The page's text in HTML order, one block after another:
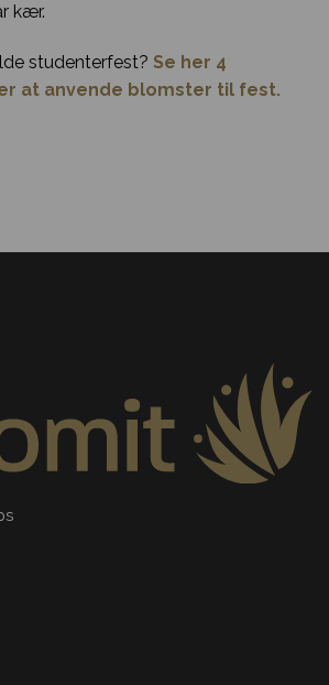
kær.
studenterfest? Se her 4
at anvende blomster til fest.